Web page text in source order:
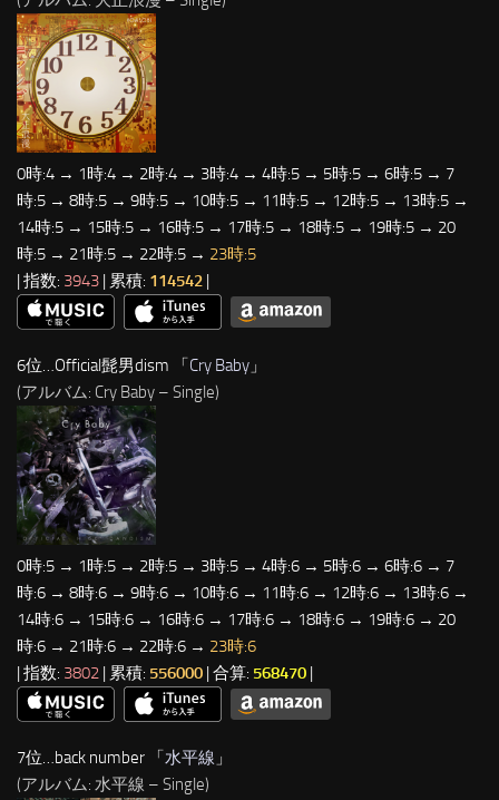
0時:4 → 1時:4 → 2時:4 → 3時:4 → 4時:5 → 5時:5 → 6時:5 → 7
時:5 → 8時:5 → 9時:5 → 10時:5 → 11時:5 → 12時:5 → 13時:5 →
14時:5 → 15時:5 → 16時:5 → 17時:5 → 18時:5 → 19時:5 → 20
時:5 → 21時:5 → 22時:5 → 23時:5
| 指数: 3943 | 累積: 114542 |
6位…Official髭男dism 「Cry Baby 」
(アルバム: Cry Baby – Single)
0時:5 → 1時:5 → 2時:5 → 3時:5 → 4時:6 → 5時:6 → 6時:6 → 7
時:6 → 8時:6 → 9時:6 → 10時:6 → 11時:6 → 12時:6 → 13時:6 →
14時:6 → 15時:6 → 16時:6 → 17時:6 → 18時:6 → 19時:6 → 20
時:6 → 21時:6 → 22時:6 → 23時:6
| 指数: 3802 | 累積: 556000 | 合算: 568470 |
7位…back number 「 水平線 」
(アルバム: 水平線 – Single)